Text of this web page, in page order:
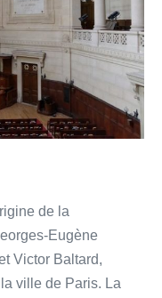
de la
Eugène
Victor Baltard,
ville de Paris. La